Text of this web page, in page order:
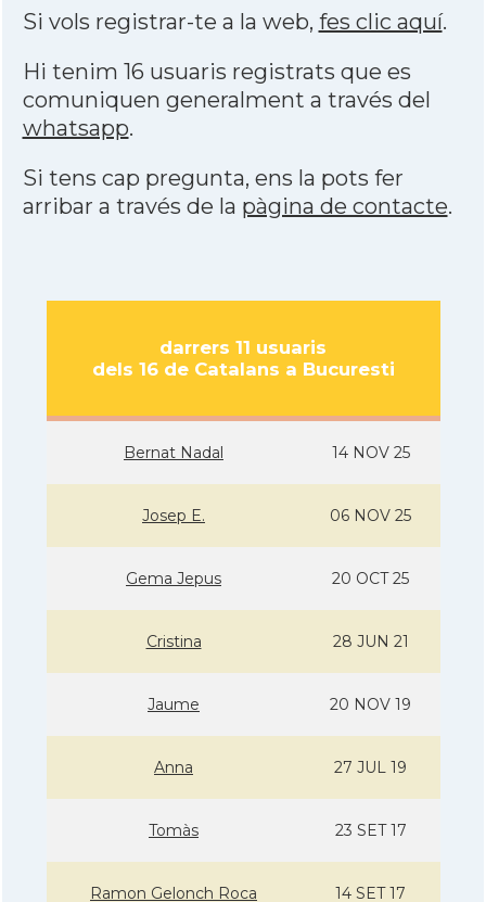
Si vols registrar-te a la web, fes clic aquí.
Hi tenim 16 usuaris registrats que es
comuniquen generalment a través del
whatsapp.
Si tens cap pregunta, ens la pots fer
arribar a través de la pàgina de contacte.
darrers 11 usuaris
dels 16 de Catalans a Bucuresti
Bernat Nadal 14 NOV 25
Josep E. 06 NOV 25
Gema Jepus 20 OCT 25
Cristina 28 JUN 21
Jaume 20 NOV 19
Anna 27 JUL 19
Tomàs 23 SET 17
Ramon Gelonch Roca 14 SET 17